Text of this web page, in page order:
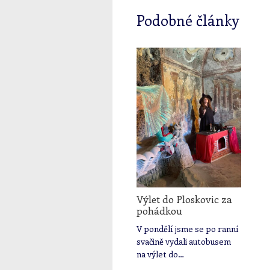
Podobné články
Výlet do Ploskovic za
pohádkou
V pondělí jsme se po ranní
svačině vydali autobusem
na výlet do…